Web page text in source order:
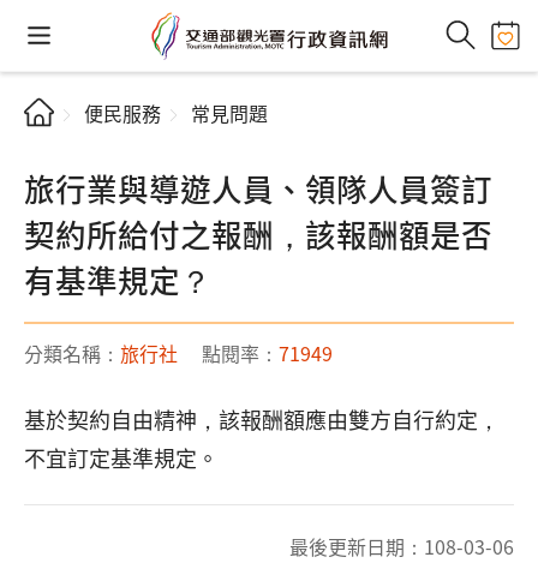
便民服務 常見問題
旅行業與導遊人員、領隊人員簽訂
契約所給付之報酬，該報酬額是否
有基準規定？
分類名稱： 旅行社 點閱率： 71949
基於契約自由精神，該報酬額應由雙方自行約定，
不宜訂定基準規定。
最後更新日期： 108-03-06